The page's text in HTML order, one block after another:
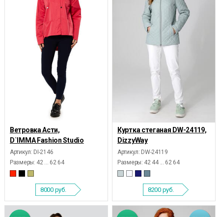
Ветровка Асти,
D`IMMA Fashion Studio
Артикул: DI-2146
Размеры: 42 ... 62 64
8000 руб.
Куртка стеганая DW-24119,
DizzyWay
Артикул: DW-24119
Размеры: 42 44 ... 62 64
8200 руб.